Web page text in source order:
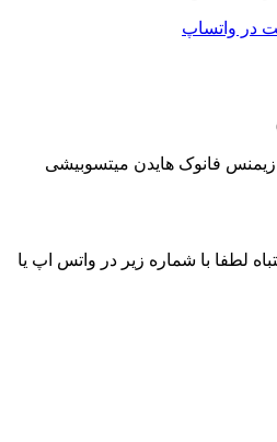
در واتساپ
فانوک هایدن میتسوبیشی
لطفا با شماره زیر در واتس اپ یا